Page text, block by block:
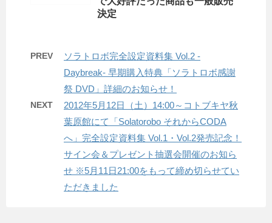
決定
PREV
ソラトロボ完全設定資料集 Vol.2 -
Daybreak- 早期購入特典「ソラトロボ感謝
祭 DVD」詳細のお知らせ！
NEXT
2012年5月12日（土）14:00～コトブキヤ秋
葉原館にて「Solatorobo それからCODA
へ」完全設定資料集 Vol.1・Vol.2発売記念！
サイン会＆プレゼント抽選会開催のお知ら
せ ※5月11日21:00をもって締め切らせてい
ただきました